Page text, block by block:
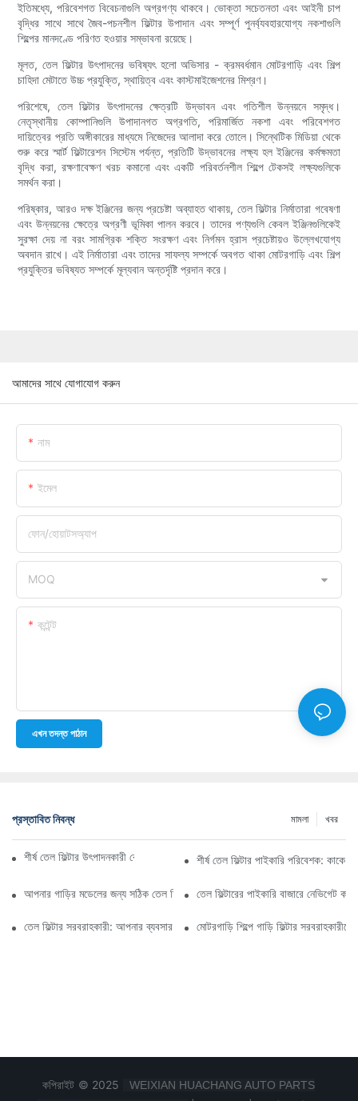
ইতিমধ্যে, পরিবেশগত বিবেচনাগুলি অগ্রগণ্য থাকবে। ভোক্তা সচেতনতা এবং আইনী চাপ
বৃদ্ধির সাথে সাথে জৈব-পচনশীল ফিল্টার উপাদান এবং সম্পূর্ণ পুনর্ব্যবহারযোগ্য নকশাগুলি
শিল্পের মানদণ্ডে পরিণত হওয়ার সম্ভাবনা রয়েছে।
মূলত, তেল ফিল্টার উৎপাদনের ভবিষ্যৎ হলো অভিসার - ক্রমবর্ধমান মোটরগাড়ি এবং শিল্প
চাহিদা মেটাতে উচ্চ প্রযুক্তি, স্থায়িত্ব এবং কাস্টমাইজেশনের মিশ্রণ।
পরিশেষে, তেল ফিল্টার উৎপাদনের ক্ষেত্রটি উদ্ভাবন এবং গতিশীল উন্নয়নে সমৃদ্ধ।
নেতৃস্থানীয় কোম্পানিগুলি উপাদানগত অগ্রগতি, পরিমার্জিত নকশা এবং পরিবেশগত
দায়িত্বের প্রতি অঙ্গীকারের মাধ্যমে নিজেদের আলাদা করে তোলে। সিন্থেটিক মিডিয়া থেকে
শুরু করে স্মার্ট ফিল্টারেশন সিস্টেম পর্যন্ত, প্রতিটি উদ্ভাবনের লক্ষ্য হল ইঞ্জিনের কর্মক্ষমতা
বৃদ্ধি করা, রক্ষণাবেক্ষণ খরচ কমানো এবং একটি পরিবর্তনশীল শিল্পে টেকসই লক্ষ্যগুলিকে
সমর্থন করা।
পরিষ্কার, আরও দক্ষ ইঞ্জিনের জন্য প্রচেষ্টা অব্যাহত থাকায়, তেল ফিল্টার নির্মাতারা গবেষণা
এবং উন্নয়নের ক্ষেত্রে অগ্রণী ভূমিকা পালন করবে। তাদের পণ্যগুলি কেবল ইঞ্জিনগুলিকেই
সুরক্ষা দেয় না বরং সামগ্রিক শক্তি সংরক্ষণ এবং নির্গমন হ্রাস প্রচেষ্টায়ও উল্লেখযোগ্য
অবদান রাখে। এই নির্মাতারা এবং তাদের সাফল্য সম্পর্কে অবগত থাকা মোটরগাড়ি এবং শিল্প
প্রযুক্তির ভবিষ্যত সম্পর্কে মূল্যবান অন্তর্দৃষ্টি প্রদান করে।
আমাদের সাথে যোগাযোগ করুন
নাম
ইমেল
ফোন/হোয়াটসঅ্যাপ
MOQ
কন্টেন্ট
এখন তদন্ত পাঠান
প্রস্তাবিত নিবন্ধ খবর
মামলা
শীর্ষ তেল ফিল্টার উৎপাদনকারী কোম্পানি: একটি বিস্তৃত সারসংক্ষেপশীর্ষ তেল ফিল্টার পাইকারি পরিবেশক: কাকে
আপনার গাড়ির মডেলের জন্য সঠিক তেল ফিল্টার নির্বাচন করা: মূল বিবেচ্য বিষয়গুলি
তেল ফিল্টারের পাইকারি বাজারে নেভিগেট
তেল ফিল্টার সরবরাহকারী: আপনার ব্যবসার জন্য মানসম্পন্ন পণ্য খোঁজা
মোটরগাড়ি শিল্পে গাড়ি ফিল্টার
কপিরাইট © 2025
WEIXIAN HUACHANG AUTO PARTS